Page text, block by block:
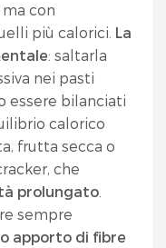
con
più calorici. La
: saltarla
nei pasti
essere bilanciati
calorico
frutta secca o
che
prolungato
sempre
apporto di fibre